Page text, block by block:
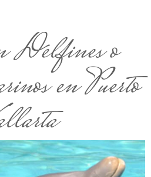
Delfines o
en Puerto